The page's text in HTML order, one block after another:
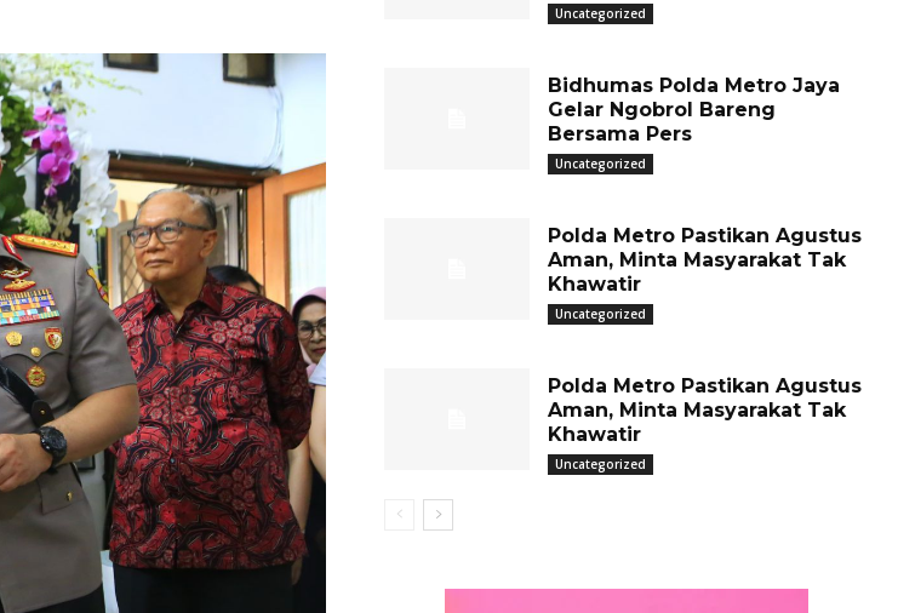
Uncategorized
Bidhumas Polda Metro Jaya
Gelar Ngobrol Bareng
Bersama Pers
Uncategorized
Polda Metro Pastikan Agustus
Aman, Minta Masyarakat Tak
Khawatir
Uncategorized
Polda Metro Pastikan Agustus
Aman, Minta Masyarakat Tak
Khawatir
Uncategorized